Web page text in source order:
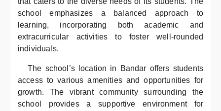
school emphasizes a balanced approach to
learning, incorporating both academic and
extracurricular activities to foster well-rounded
individuals.
The school’s location in Bandar offers students
access to various amenities and opportunities for
growth. The vibrant community surrounding the
school provides a supportive environment for